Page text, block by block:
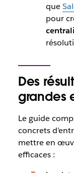
que
pour
Des
grandes
Le guide
concrets
mettre en
efficaces :